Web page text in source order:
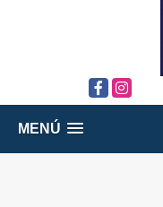
FacebookInstagram
MENÚ